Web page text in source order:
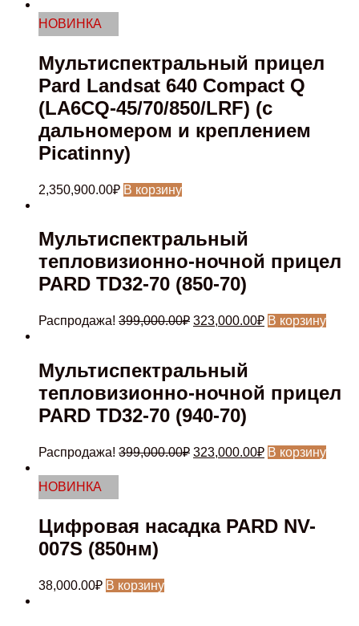
НОВИНКА
Мультиспектральный прицел
Pard Landsat 640 Compact Q
(LA6CQ-45/70/850/LRF) (с
дальномером и креплением
Picatinny)
2,350,900.00₽ В корзину
Мультиспектральный
тепловизионно-ночной прицел
PARD TD32-70 (850-70)
Распродажа! 399,000.00₽ Первоначальная
399,000.00₽.
323,000.00₽Текущая
цена:
В корзину
Мультиспектральный
тепловизионно-ночной прицел
PARD TD32-70 (940-70)
Распродажа! 399,000.00₽ Первоначальная
323,000.00₽Текущая
цена:
В корзину
НОВИНКА
Цифровая насадка PARD NV-
007S (850нм)
38,000.00₽ В корзину